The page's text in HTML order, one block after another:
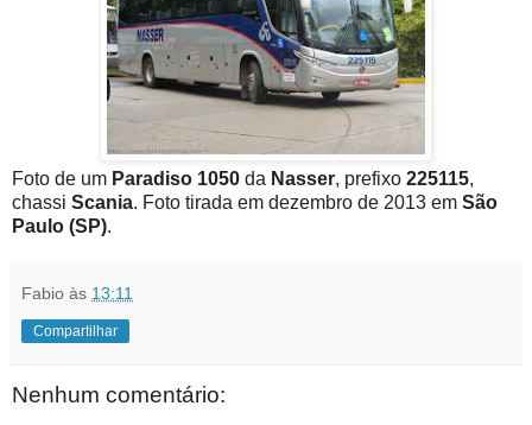
Foto de um Paradiso 1050 da Nasser, prefixo 225115,
chassi Scania. Foto tirada em dezembro de 2013 em São
Paulo (SP).
Fabio às 13:11
Compartilhar
Nenhum comentário: